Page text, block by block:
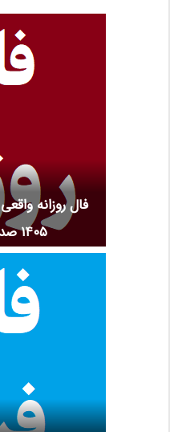
۱۴۰۵ صددرصد درست